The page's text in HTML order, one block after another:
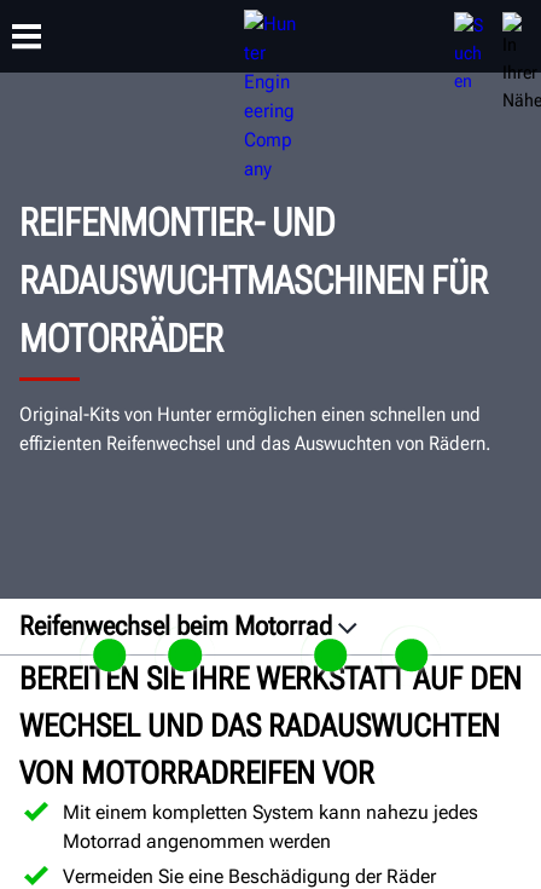
SCHULUNG
REIFENMONTIER- UND
RADAUSWUCHTMASCHINEN FÜR
MOTORRÄDER
Original-Kits von Hunter ermöglichen einen schnellen und
effizienten Reifenwechsel und das Auswuchten von Rädern.
Reifenwechsel beim Motorrad
Übersicht
Dokumente
Angebot
einholen
BEREITEN SIE IHRE WERKSTATT AUF DEN
WECHSEL UND DAS RADAUSWUCHTEN
VON MOTORRADREIFEN VOR
Mit einem kompletten System kann nahezu jedes
Motorrad angenommen werden
Vermeiden Sie eine Beschädigung der Räder